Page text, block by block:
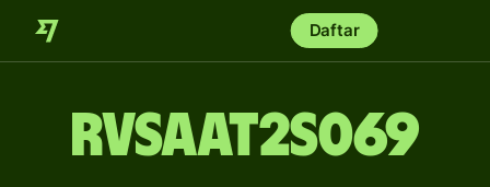
Daftar
RVSAAT2S069